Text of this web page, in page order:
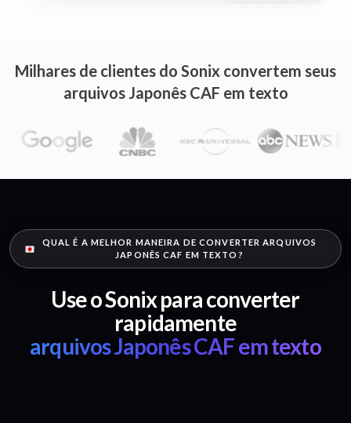
Milhares de clientes do Sonix convertem seus
arquivos Japonês CAF em texto
QUAL É A MELHOR MANEIRA DE CONVERTER ARQUIVOS
JAPONÊS CAF EM TEXTO?
Use o Sonix para converter
rapidamente
arquivos Japonês CAF em texto